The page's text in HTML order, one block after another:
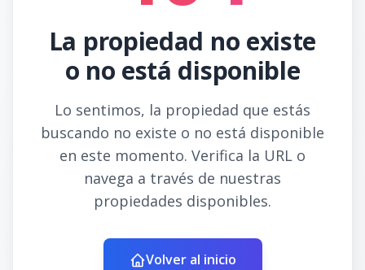
La propiedad no existe
o no está disponible
Lo sentimos, la propiedad que estás
buscando no existe o no está disponible
en este momento. Verifica la URL o
navega a través de nuestras
propiedades disponibles.
Volver al inicio